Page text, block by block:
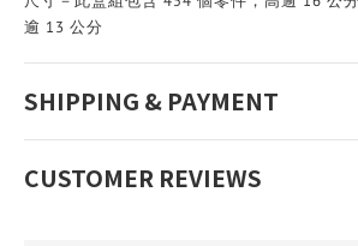
逾 13 公分
SHIPPING & PAYMENT
CUSTOMER REVIEWS